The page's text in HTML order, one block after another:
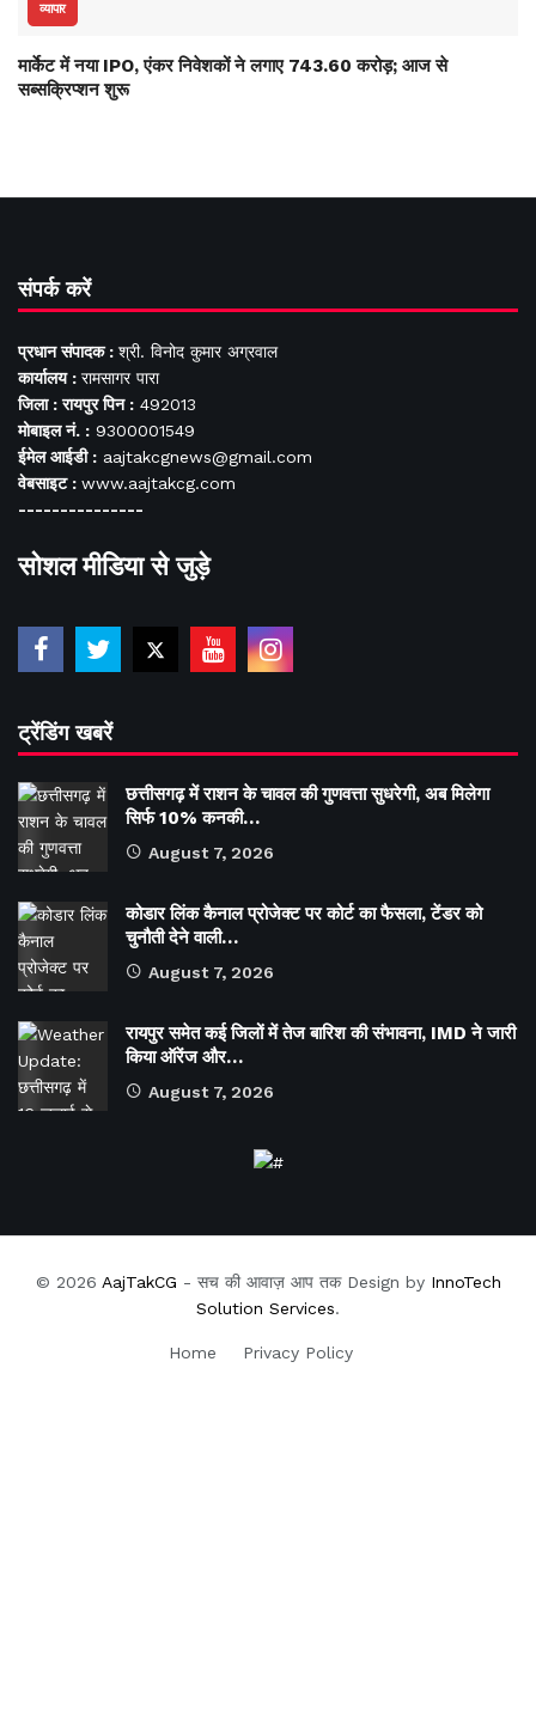
व्यापार
मार्केट में नया IPO, एंकर निवेशकों ने लगाए 743.60 करोड़; आज से
सब्सक्रिप्शन शुरू
संपर्क करें
प्रधान संपादक : श्री. विनोद कुमार अग्रवाल
कार्यालय : रामसागर पारा
जिला : रायपुर पिन : 492013
मोबाइल नं. : 9300001549
ईमेल आईडी : aajtakcgnews@gmail.com
वेबसाइट : www.aajtakcg.com
---------------
सोशल मीडिया से जुड़े
ट्रेंडिंग खबरें
छत्तीसगढ़ में राशन के चावल की गुणवत्ता सुधरेगी, अब मिलेगा
सिर्फ 10% कनकी…
August 7, 2026
कोडार लिंक कैनाल प्रोजेक्ट पर कोर्ट का फैसला, टेंडर को
चुनौती देने वाली…
August 7, 2026
रायपुर समेत कई जिलों में तेज बारिश की संभावना, IMD ने जारी
किया ऑरेंज और…
August 7, 2026
© 2026 AajTakCG - सच की आवाज़ आप तक Design by InnoTech
Solution Services.
Home Privacy Policy